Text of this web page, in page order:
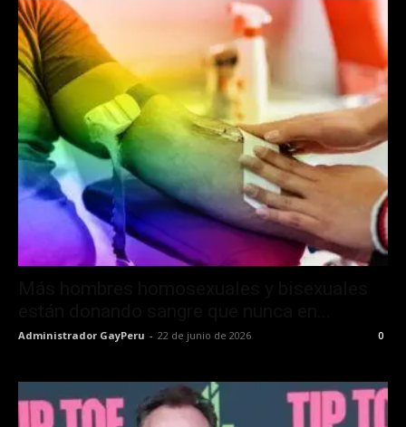
Administrador GayPeru - 22 de junio de 2026 0